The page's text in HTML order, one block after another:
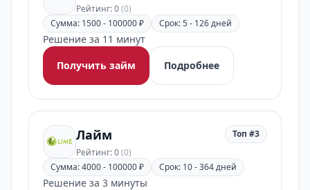
Рейтинг: 0(0)
Сумма: 1500 - 100000 ₽ Срок: 5 - 126 дней
Решение за 11 минут
Получить займ
Подробнее
Лайм
Рейтинг: 0(0)
Топ #3
Сумма: 4000 - 100000 ₽ Срок: 10 - 364 дней
Решение за 3 минуты